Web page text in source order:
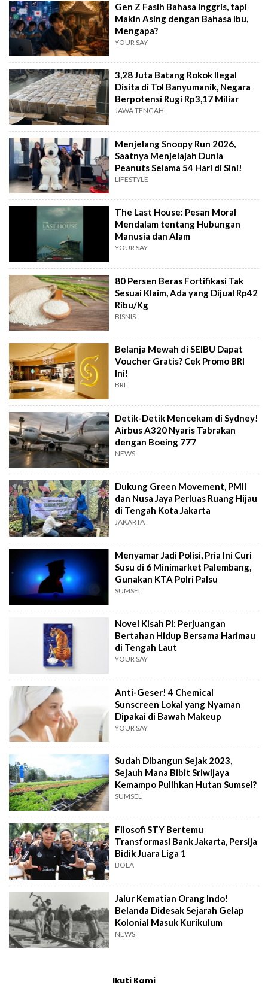
Gen Z Fasih Bahasa Inggris, tapi
Makin Asing dengan Bahasa Ibu,
Mengapa?
YOUR SAY
3,28 Juta Batang Rokok Ilegal
Disita di Tol Banyumanik, Negara
Berpotensi Rugi Rp3,17 Miliar
JAWA TENGAH
Menjelang Snoopy Run 2026,
Saatnya Menjelajah Dunia
Peanuts Selama 54 Hari di Sini!
LIFESTYLE
The Last House: Pesan Moral
Mendalam tentang Hubungan
Manusia dan Alam
YOUR SAY
80 Persen Beras Fortifikasi Tak
Sesuai Klaim, Ada yang Dijual Rp42
Ribu/Kg
BISNIS
Belanja Mewah di SEIBU Dapat
Voucher Gratis? Cek Promo BRI
Ini!
BRI
Detik-Detik Mencekam di Sydney!
Airbus A320 Nyaris Tabrakan
dengan Boeing 777
NEWS
Dukung Green Movement, PMII
dan Nusa Jaya Perluas Ruang Hijau
di Tengah Kota Jakarta
JAKARTA
Menyamar Jadi Polisi, Pria Ini Curi
Susu di 6 Minimarket Palembang,
Gunakan KTA Polri Palsu
SUMSEL
Novel Kisah Pi: Perjuangan
Bertahan Hidup Bersama Harimau
di Tengah Laut
YOUR SAY
Anti-Geser! 4 Chemical
Sunscreen Lokal yang Nyaman
Dipakai di Bawah Makeup
YOUR SAY
Sudah Dibangun Sejak 2023,
Sejauh Mana Bibit Sriwijaya
Kemampo Pulihkan Hutan Sumsel?
SUMSEL
Filosofi STY Bertemu
Transformasi Bank Jakarta, Persija
Bidik Juara Liga 1
BOLA
Jalur Kematian Orang Indo!
Belanda Didesak Sejarah Gelap
Kolonial Masuk Kurikulum
NEWS
Ikuti Kami